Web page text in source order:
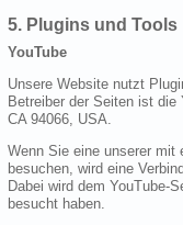
5. Plugins und Tools
YouTube
Unsere Website nutzt
Betreiber der Seiten ist die
CA 94066, USA.
Wenn Sie eine unserer mit
besuchen, wird eine
Dabei wird dem YouTube-
besucht haben.